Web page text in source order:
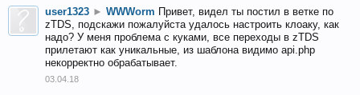
user1323 ► WWWorm Привет, видел ты постил в ветке по
zTDS, подскажи пожалуйста удалось настроить клоаку, как
надо? У меня проблема с куками, все переходы в zTDS
прилетают как уникальные, из шаблона видимо api.php
некорректно обрабатывает.
03.04.18